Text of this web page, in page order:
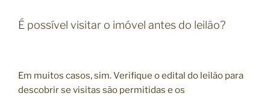
É possível visitar o imóvel antes do leilão?
Em muitos casos, sim. Verifique o edital do leilão para
descobrir se visitas são permitidas e os